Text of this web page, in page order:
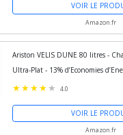
VOIR LE
Amazon.fr
Ariston VELIS DUNE 80 litres -
Ultra-Plat - 13% d’Economies
fabriqué pour être installé en
4.0
VOIR LE
Amazon.fr